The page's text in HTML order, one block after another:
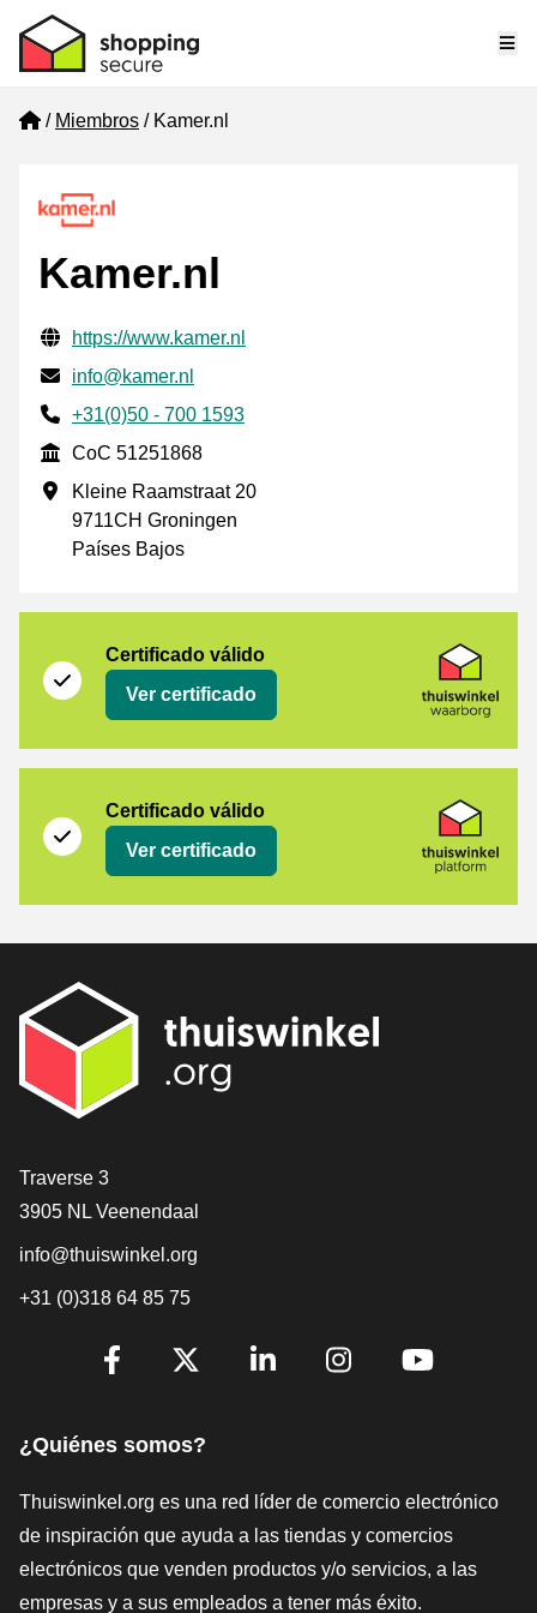
Home
Miembros Kamer.nl
Kamer.nl
Información de contacto verificada
Website URL
https://www.kamer.nl
Envía un correo electrónico a
info@kamer.nl
Phone number
+31(0)50 - 700 1593
CoC
CoC 51251868
Dirección de la empresa
Kleine Raamstraat 20
9711CH Groningen
Países Bajos
Certificado válido
Ver certificado
Certificado válido
Ver certificado
[_General:Contact]
Traverse 3
3905 NL Veenendaal
info@thuiswinkel.org
+31 (0)318 64 85 75
[_General:SocialMediaTitle]
¿Quiénes somos?
Thuiswinkel.org es una red líder de comercio electrónico
de inspiración que ayuda a las tiendas y comercios
electrónicos que venden productos y/o servicios, a las
empresas y a sus empleados a tener más éxito.